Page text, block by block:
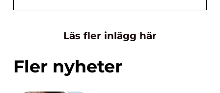
Läs fler inlägg här
Fler nyheter